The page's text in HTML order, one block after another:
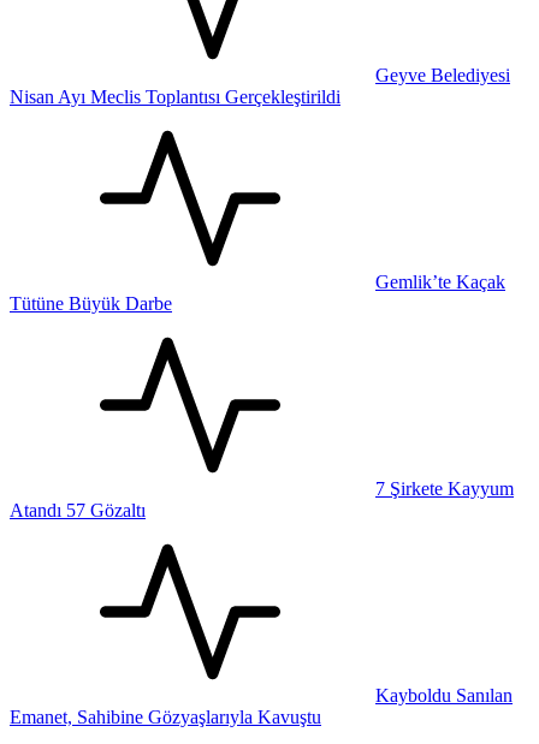
Geyve Belediyesi
Nisan Ayı Meclis Toplantısı Gerçekleştirildi
Gemlik’te Kaçak
Tütüne Büyük Darbe
7 Şirkete Kayyum
Atandı 57 Gözaltı
Kayboldu Sanılan
Emanet, Sahibine Gözyaşlarıyla Kavuştu